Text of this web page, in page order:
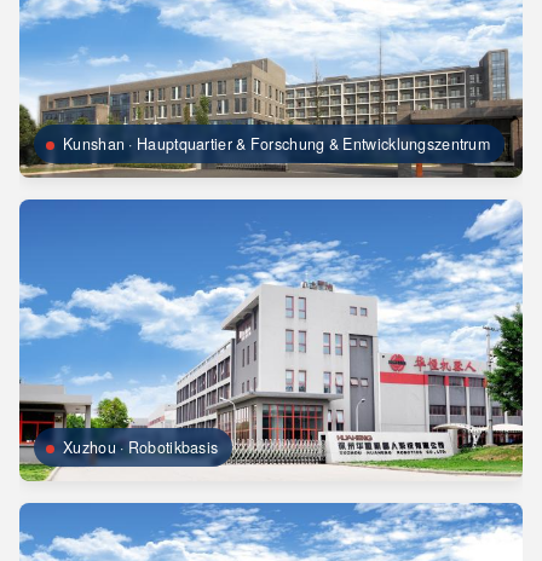
Kunshan · Hauptquartier & Forschung & Entwicklungszentrum
Xuzhou · Robotikbasis